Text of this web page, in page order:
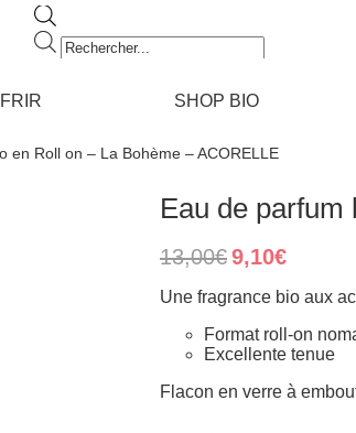
Recherche
de
SHOP BIO
en Roll on – La Bohème – ACORELLE
Eau de parfum
13,00€ Original
price
was:
9,10€Current
is:
Une fragrance bio aux
Format roll-on
Excellente tenue
Flacon en verre à